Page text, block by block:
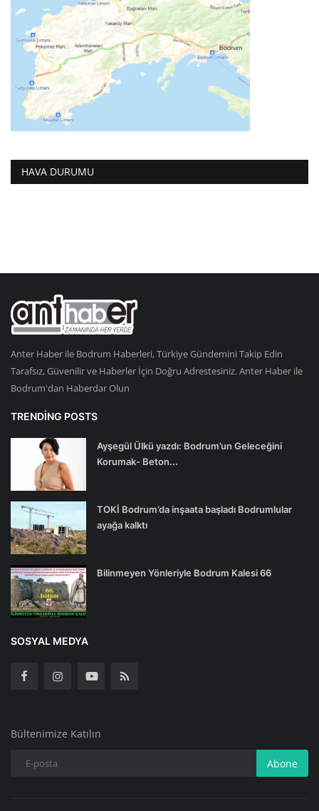
HAVA DURUMU
Anter Haber ile Bodrum Haberleri, Türkiye Gündemini Takip Edin
Tarafsız, Güvenilir ve Haberler İçin Doğru Adrestesiniz. Anter Haber ile
Bodrum'dan Haberdar Olun
TRENDING POSTS
Ayşegül Ülkü yazdı: Bodrum’un Geleceğini
Korumak- Beton...
TOKİ Bodrum’da inşaata başladı Bodrumlular
ayağa kalktı
Bilinmeyen Yönleriyle Bodrum Kalesi 66
SOSYAL MEDYA
Bültenimize Katılın
Abone